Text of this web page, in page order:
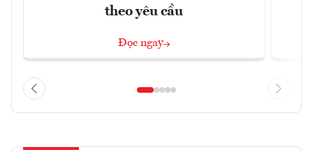
theo yêu cầu
Đọc ngay